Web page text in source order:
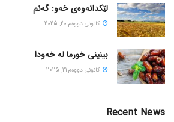
لێکدانەوەی خەو: گەنم
كانونی دووه‌م 20, 2025
بینینی خورما لە خەودا
كانونی دووه‌م 21, 2025
Recent News